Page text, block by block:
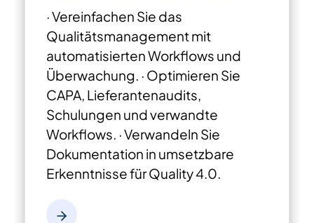
· Vereinfachen Sie das
Qualitätsmanagement mit
automatisierten Workflows und
Überwachung. · Optimieren Sie
CAPA, Lieferantenaudits,
Schulungen und verwandte
Workflows. · Verwandeln Sie
Dokumentation in umsetzbare
Erkenntnisse für Quality 4.0.